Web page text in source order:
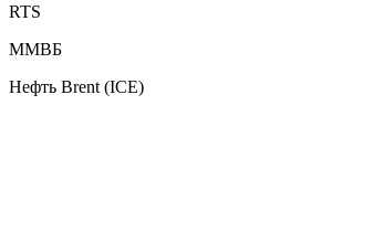
RTS
ММВБ
Нефть Brent (ICE)